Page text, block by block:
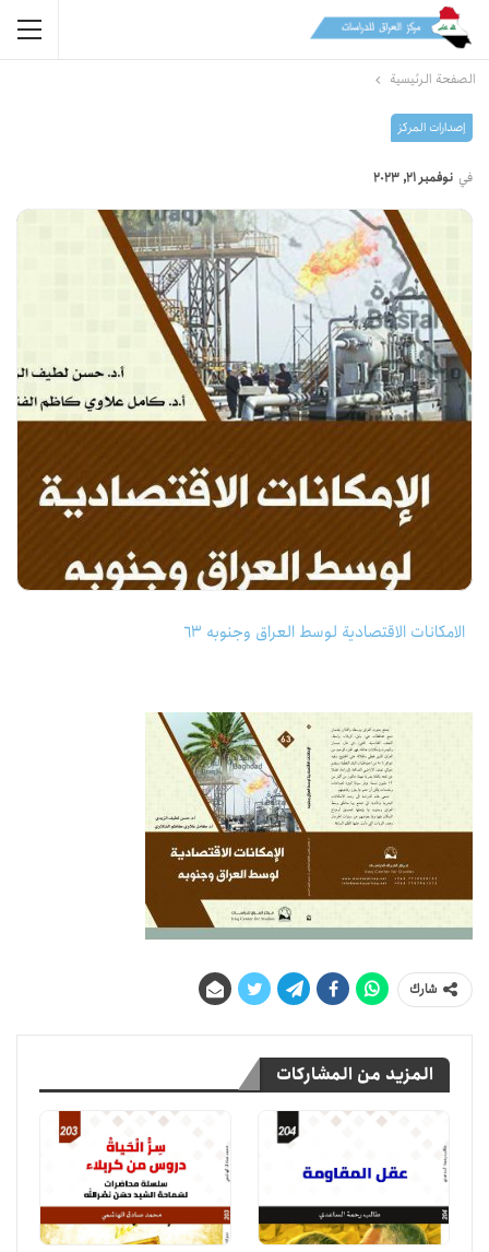
الصفحة الرئيسية
إصدارات المرکز
في نوفمبر 21, 2023
الامكانات الاقتصادية لوسط العراق وجنوبه 63
شارك
المزيد من المشاركات